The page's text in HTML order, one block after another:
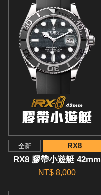
全新 RX8
RX8 膠帶小遊艇 42mm
NT$ 8,000